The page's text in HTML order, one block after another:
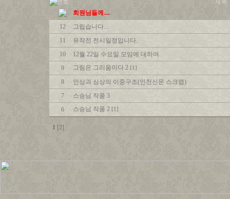
번호
제목
회원님들께....
12
그립습니다...
11
유작전 전시일정입니다.
10
12월 22일 수요일 모임에 대하여.
9
그림은 그리움이다 2 [1]
8
인상과 심상의 이중구조(인천신문 스크랩)
7
스승님 작품 3
6
스승님 작품 2 [1]
1 [2]